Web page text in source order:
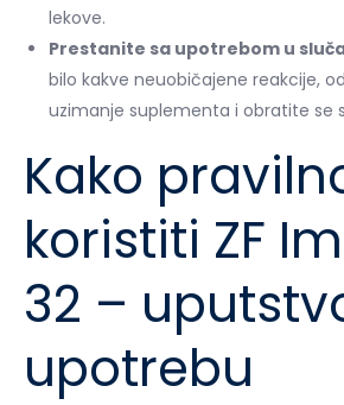
lekove.
Prestanite sa upotrebom u
bilo kakve neuobičajene reakcije,
uzimanje suplementa i obratite se
Kako
koristiti ZF
32 –
upotrebu